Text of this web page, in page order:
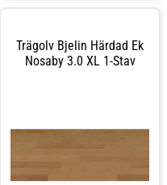
Trägolv Bjelin Härdad Ek
Nosaby 3.0 XL 1-Stav